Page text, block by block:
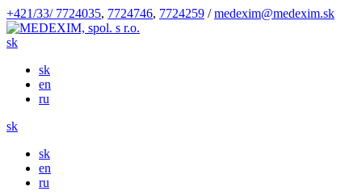
+421/33/ 7724035, 7724746, 7724259 /medexim@medexim.sk
sk
sk
en
ru
sk
sk
en
ru